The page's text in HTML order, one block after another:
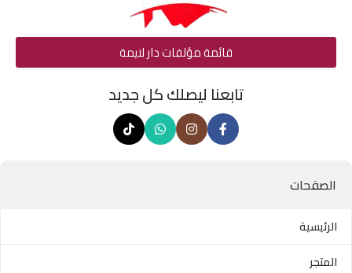
قائمة مؤلفات دار لايمة
تابعنا ليصلك كل جديد
الصفحات
الرئيسية
المتجر